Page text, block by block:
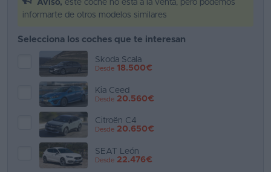
Ventas
coches
Aviso, este coche no está a la venta, pero podemos
informarte de otros modelos similares
Selecciona los coches que te interesan
Skoda Scala
Desde 18.500€
Kia Ceed
Desde 20.560€
Citroën C4
Desde 20.650€
SEAT León
Desde 22.476€